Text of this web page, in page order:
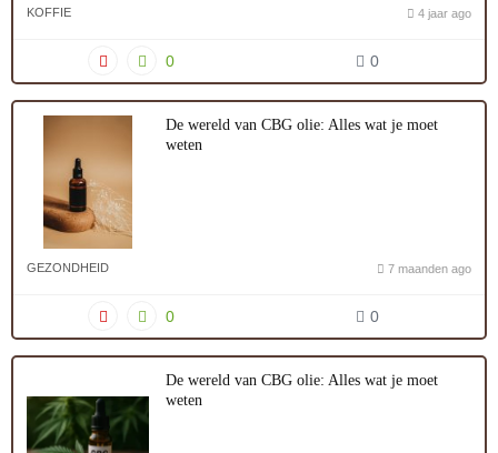
KOFFIE 4 jaar ago
0 0
De wereld van CBG olie: Alles wat je moet
weten
GEZONDHEID 7 maanden ago
0 0
De wereld van CBG olie: Alles wat je moet
weten